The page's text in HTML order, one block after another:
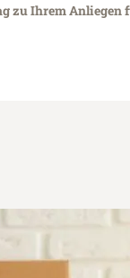
zu Ihrem